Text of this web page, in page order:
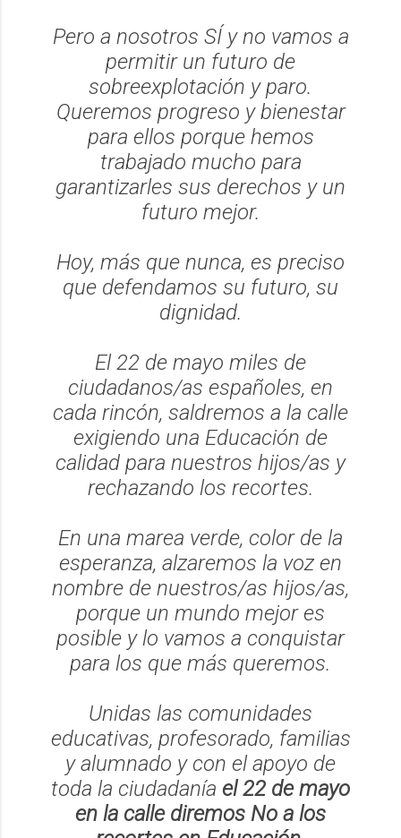
Pero a nosotros SÍ y no vamos a
permitir un futuro de
sobreexplotación y paro.
Queremos progreso y bienestar
para ellos porque hemos
trabajado mucho para
garantizarles sus derechos y un
futuro mejor.
Hoy, más que nunca, es preciso
que defendamos su futuro, su
dignidad.
El 22 de mayo miles de
ciudadanos/as españoles, en
cada rincón, saldremos a la calle
exigiendo una Educación de
calidad para nuestros hijos/as y
rechazando los recortes.
En una marea verde, color de la
esperanza, alzaremos la voz en
nombre de nuestros/as hijos/as,
porque un mundo mejor es
posible y lo vamos a conquistar
para los que más queremos.
Unidas las comunidades
educativas, profesorado, familias
y alumnado y con el apoyo de
toda la ciudadanía el 22 de mayo
en la calle diremos No a los